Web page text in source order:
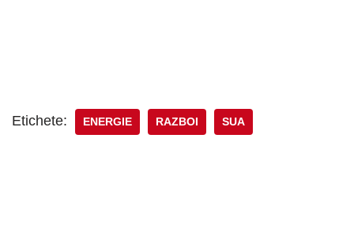
Etichete: ENERGIE RAZBOI SUA